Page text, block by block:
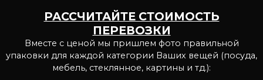
РАССЧИТАЙТЕ СТОИМОСТЬ
ПЕРЕВОЗКИ
Вместе с ценой мы пришлем фото правильной
упаковки для каждой категории Ваших вещей (посуда,
мебель, стеклянное, картины и тд.):